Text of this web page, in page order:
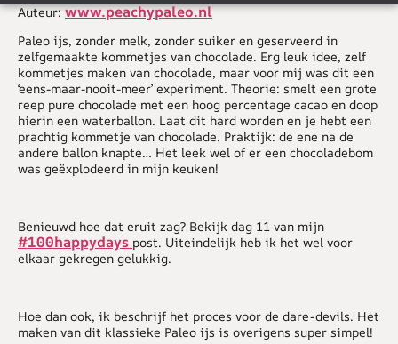
Auteur:www.peachypaleo.nl
Paleo ijs, zonder melk, zonder suiker en geserveerd in
zelfgemaakte kommetjes van chocolade. Erg leuk idee, zelf
kommetjes maken van chocolade, maar voor mij was dit een
‘eens-maar-nooit-meer’ experiment. Theorie: smelt een grote
reep pure chocolade met een hoog percentage cacao en doop
hierin een waterballon. Laat dit hard worden en je hebt een
prachtig kommetje van chocolade. Praktijk: de ene na de
andere ballon knapte… Het leek wel of er een chocoladebom
was geëxplodeerd in mijn keuken!
Benieuwd hoe dat eruit zag? Bekijk dag 11 van mijn
#100happydays post. Uiteindelijk heb ik het wel voor
elkaar gekregen gelukkig.
Hoe dan ook, ik beschrijf het proces voor de dare-devils. Het
maken van dit klassieke Paleo ijs is overigens super simpel!